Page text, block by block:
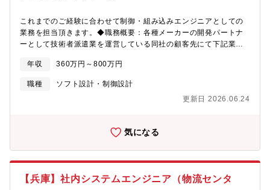
ゆくは異常にいち早く気づき、お客様のシステムを守り抜く「ガ
ードマン（セキュリティのプロ）」へとステップアップできる環
境です。・中小企業の「最後の砦」としての高い社会的意義 「情
ルではなく「人」として伴走します。 大企業からのセキュリテ
業のITインフラを根本から支え、顧客から直接頼られ、感謝され
るという大きなやりがいを得られます。【働き方】フルリモー
す。また、コアタイムのない7時間勤務（1日）を基準に月の歴日
ます。
これまでのご経験に合わせて制御・組み込みエンジニアとしての
業務を担当頂きます。◆職務概要：各種メーカーの開発パートナ
ーとして技術者派遣業を運営している同社の顧客先にて下記業務
ーション、ディスプレイ開発、電子制御ユニット(ECU)開発、モ
デルベース開発(MATLAB,simulink)、各種制御系マイコンの開発
等◇航空・宇宙：航空機用の制御ソフトウェア開発、衛星通信ユ
ニットの開発・解析評価 等◇医療・産業機器：医療用機器向け組
別案件の打診をさせていただく場合もございます。【アウトソー
ンズ賞を受賞！https://www.ostech-online-magazine.com/【自
https://solutions.ostechnology.co.jp/drupal.htmlセキュリティに
年収 360万円～800万円
職種
ソフト設計・制御設計
更新日 2026.06.24
気になる
【兵庫】社内システムエンジニア（物流センタ